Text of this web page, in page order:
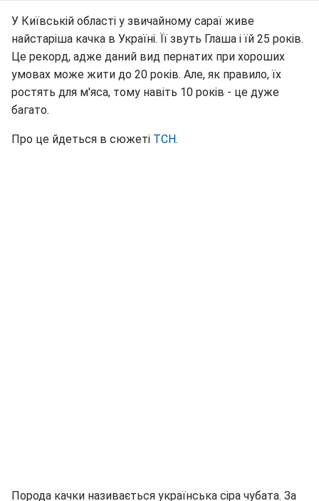
У Київській області у звичайному сараї живе
найстаріша качка в Україні. Її звуть Глаша і їй 25 років.
Це рекорд, адже даний вид пернатих при хороших
умовах може жити до 20 років. Але, як правило, їх
ростять для м'яса, тому навіть 10 років - це дуже
багато.
Про це йдеться в сюжеті ТСН.
Порода качки називається українська сіра чубата. За